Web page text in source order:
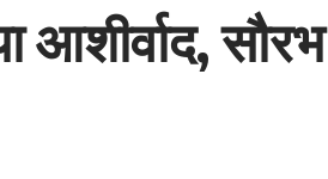
आशीर्वाद,